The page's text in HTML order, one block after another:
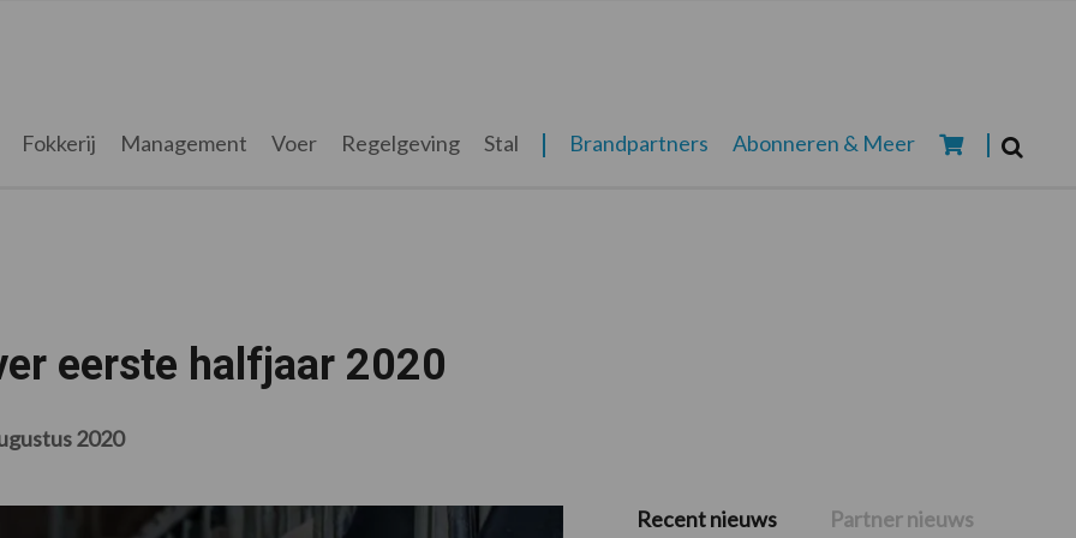
Fokkerij Management Voer Regelgeving Stal Brandpartners Abonneren & Meer
eerste halfjaar 2020
2020
Primaire
Recent nieuws Partner nieuws